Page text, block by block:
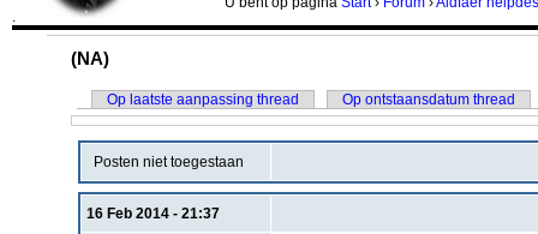
.
(NA)
Op laatste aanpassing thread Op ontstaansdatum thread
Posten niet toegestaan
16 Feb 2014 - 21:37